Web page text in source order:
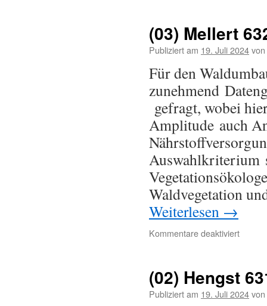
(03) Mellert
Publiziert am 19. Juli 2024von
Für den
zunehmend
gefragt, wobei
Amplitude auch
Auswahlkriterium
Waldvegetation
Weiterlesen →
Kommentare deaktiviert
(02) Hengst
Publiziert am 19. Juli 2024von